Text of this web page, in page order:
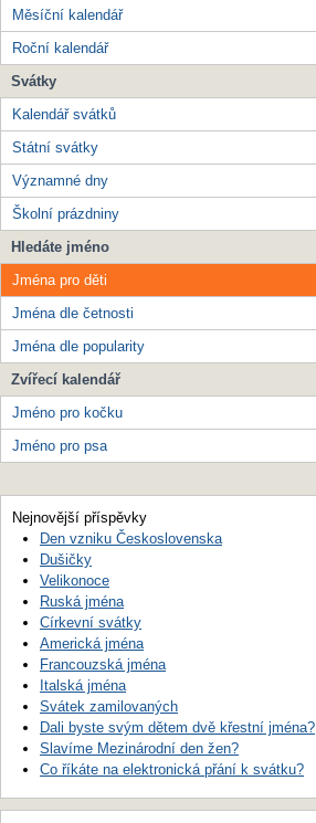
Měsíční kalendář
Roční kalendář
Svátky
Kalendář svátků
Státní svátky
Významné dny
Školní prázdniny
Hledáte jméno
Jména pro děti
Jména dle četnosti
Jména dle popularity
Zvířecí kalendář
Jméno pro kočku
Jméno pro psa
Nejnovější příspěvky
Den vzniku Československa
Dušičky
Velikonoce
Ruská jména
Církevní svátky
Americká jména
Francouzská jména
Italská jména
Svátek zamilovaných
Dali byste svým dětem dvě křestní jména?
Slavíme Mezinárodní den žen?
Co říkáte na elektronická přání k svátku?